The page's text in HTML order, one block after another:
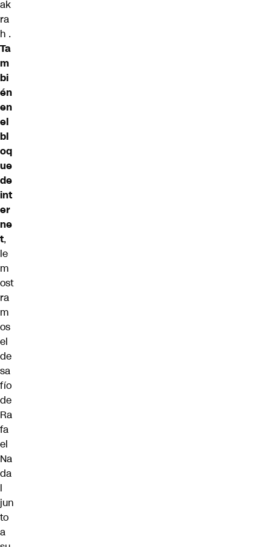
ak
ra
h .
Ta
m
bi
én
en
el
bl
oq
ue
de
int
er
ne
t,
le
m
ost
ra
m
os
el
de
sa
fío
de
Ra
fa
el
Na
da
l
jun
to
a